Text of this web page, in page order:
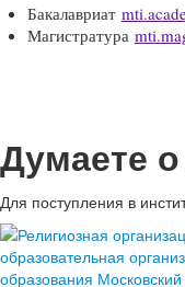
Бакалавриат
Магистратура
Думаете
Для поступления в